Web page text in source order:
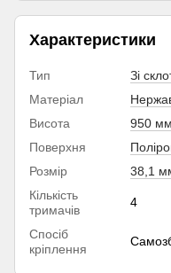
Характеристики
Тип
Зі
Матеріал
Висота
950 мм
Поверхня
Розмір
38,1
Кількість
тримачів
4
Спосіб
кріплення